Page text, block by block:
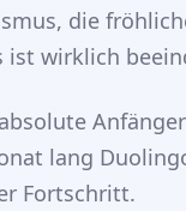
die
ist wirklich
lang
Fortschritt.